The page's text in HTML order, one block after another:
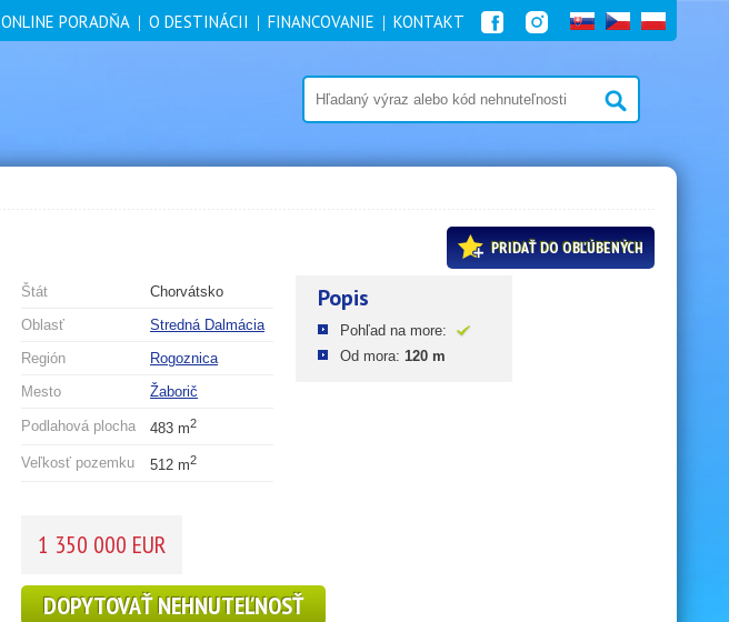
ONLINE PORADŇA O DESTINÁCII FINANCOVANIE KONTAKT
PRIDAŤ DO OBĽÚBENÝCH
Štát
Chorvátsko
Oblasť
Stredná Dalmácia
Región
Rogoznica
Mesto
Žaborič
Podlahová plocha 483 m2
Veľkosť pozemku 512 m2
1 350 000 EUR
Popis
Pohľad na more:
Od mora: 120 m
DOPYTOVAŤ NEHNUTEĽNOSŤ